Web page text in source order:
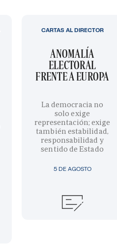
5 DE AGOSTO
ANOMALÍA
ELECTORAL
FRENTE A EUROPA
La democracia no
solo exige
representación; exige
también estabilidad,
responsabilidad y
sentido de Estado
CARTAS AL DIRECTOR